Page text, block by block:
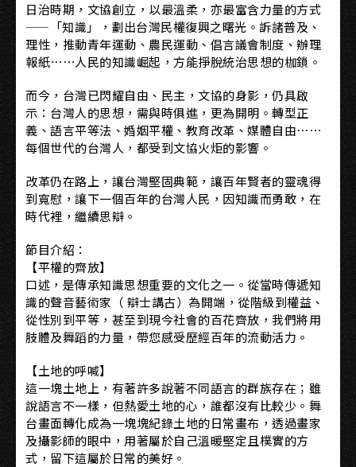
日治時期，文協創立，以最溫柔，亦最富含力量的方式
——「知識」，劃出台灣民權復興之曙光。訴諸普及、
理性，推動青年運動、農民運動、倡言議會制度、辦理
報紙⋯⋯人民的知識崛起，方能掙脫統治思想的枷鎖。
而今，台灣已閃耀自由、民主，文協的身影，仍具啟
示：台灣人的思想，需與時俱進，更為開明。轉型正
義、語言平等法、婚姻平權、教育改革、媒體自由⋯⋯
每個世代的台灣人，都受到文協火炬的影響。
改革仍在路上，讓台灣堅固典範，讓百年賢者的靈魂得
到寬慰，讓下一個百年的台灣人民，因知識而勇敢，在
時代裡，繼續思辯。
節目介紹：
【平權的齊放】
口述，是傳承知識思想重要的文化之一。從當時傳遞知
識的聲音藝術家（ 辯士講古）為開端，從階級到權益、
從性別到平等，甚至到現今社會的百花齊放，我們將用
肢體及舞蹈的力量，帶您感受歷經百年的流動活力。
【土地的呼喊】
這一塊土地上，有著許多說著不同語言的群族存在；雖
說語言不一樣，但熱愛土地的心，誰都沒有比較少。舞
台畫面轉化成為一塊塊紀錄土地的日常畫布，透過畫家
及攝影師的眼中，用著屬於自己溫暖堅定且樸實的方
式，留下這屬於日常的美好。